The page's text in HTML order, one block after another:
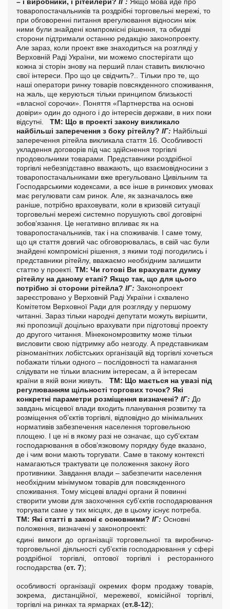
товаропостачальників та роздрібні торговельні мережі, то
при обговоренні питання врегулювання відносин між
ними були знайдені компромісні рішення, та обидві
сторони підтримали останню редакцію законопроекту.
Але зараз, коли проект вже знаходиться на розгляді у
Верховній Раді України, ми можемо спостерігати що
кожна зі сторін знову на перший план ставить виключно
свої інтереси.
Про що це свідчить?.. Тільки про те, що
наші оператори ринку товарів повсякденного споживання,
на жаль, ще керуються тільки принципом близькості
«власної сорочки». Поняття «Партнерства на основі
довіри» один до одного і до інтересів держави, в них поки
відсутні.
ТМ: Що в проекті закону викликало
найбільші заперечення з боку рітейлу? ІГ: Найбільші
заперечення рітейла викликала стаття 16. Особливості
укладення договорів під час здійснення торгівлі
продовольчими товарами. Представники роздрібної
торгівлі небезпідставно вважають, що взаємовідносини з
товаропостачальниками вже врегульовано Цивільним та
Господарськими кодексами, а все інше в ринкових умовах
має регулювати сам ринок. Але, як зазначалось вже
раніше, потрібно враховувати, коли в кризовій ситуації
торговельні мережі системно порушують свої договірні
зобов’язання. Це негативно впливає як на
товаропостачальників, так і на споживачів. І саме тому,
що ця стаття довгий час обговорювалась, в свій час були
знайдені компромісні рішення, з якими тоді погодились і
представники рітейлу, вважаємо необхідним залишити
статтю у проекті. ТМ: Чи готові Ви врахувати думку
рітейлу на даному етапі? Якщо так, що для цього
потрібно зі сторони рітейла? ІГ: Законопроект
зареєстровано у Верховній Раді України і схвалено
Комітетом Верховної Ради для розгляду у першому
читанні. Зараз тільки народні депутати можуть вирішити,
які пропозиції доцільно врахувати при підготовці проекту
до другого читання. Мінекономрозвитку може тільки
висловити свою підтримку або незгоду. А представникам
різноманітних лобістських організацій від торгівлі хочеться
побажати тільки одного – послідовності та намагання
слідувати не тільки власним інтересам, а й інтересам
країни в якій вони живуть.
ТМ: Що мається на увазі під
регулюванням щільності торгових точок? Які
конкретні параметри розміщення визначені? ІГ: До
завдань місцевої влади входить планування розвитку та
розміщення об’єктів торгівлі, відповідно до мінімальних
нормативів забезпечення населення торговельною
площею. І це ні в якому разі не означає, що суб’єктам
господарювання в обов’язковому порядку буде вказано,
де і чим вони мають торгувати. Саме в такому контексті
намагаються трактувати це положення закону його
противники. Завдання влади – забезпечити населення
необхідним мінімумом товарів для повсякденного
споживання. Тому місцеві владні органи й повинні
створити умови для заохочення суб’єктів господарювання
торгувати саме у тих місцях, де в цьому існує потреба.
ТМ: Які статті в законі є основними? ІГ: Основні
положення, визначені у законопроекті:
єдині вимоги до організації торговельної та виробничо-
торговельної діяльності суб’єктів господарювання у сфері
роздрібної торгівлі, оптової торгівлі і ресторанного
господарства (ст. 7);
особливості організації окремих форм продажу товарів,
зокрема, дистанційної, мережевої, комісійної торгівлі,
торгівлі на ринках та ярмарках (ст.8-12);